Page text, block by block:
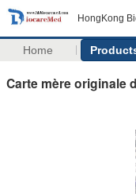
HongKong
Home
Carte mère originale